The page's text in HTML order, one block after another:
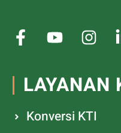
LAYANAN
Konversi KTI